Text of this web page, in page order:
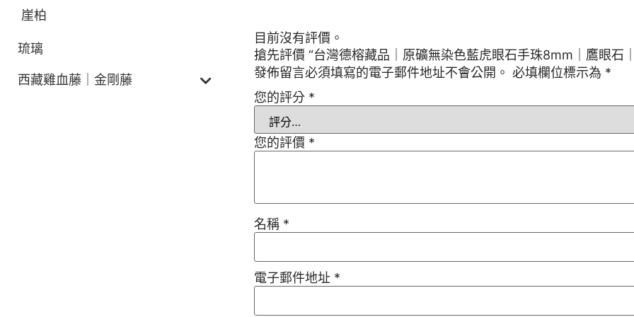
崖柏
琉璃
西藏雞血藤｜金剛藤
目前沒有評價。
搶先評價 “台灣德榕藏品｜原礦無染色藍虎眼石手珠8mm｜鷹眼石
發佈留言必須填寫的電子郵件地址不會公開。 必填欄位標示為 *
您的評分 *
您的評價 *
名稱 *
電子郵件地址 *